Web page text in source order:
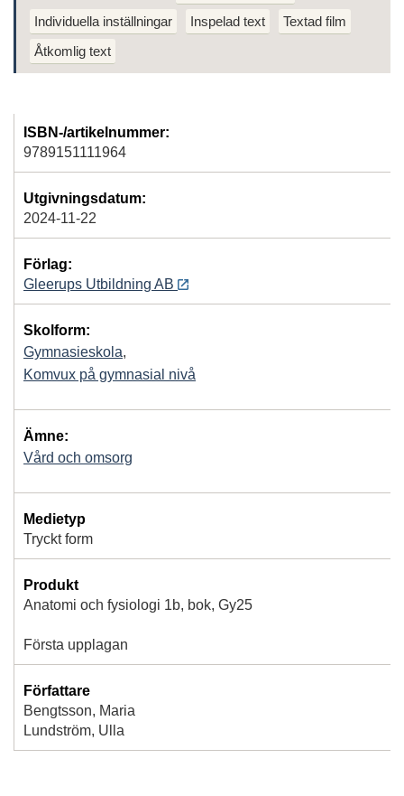
Individuella inställningar
Inspelad text
Textad film
Åtkomlig text
ISBN-/artikelnummer:
9789151111964
Utgivningsdatum:
2024-11-22
Förlag:
Gleerups Utbildning AB
Skolform:
Gymnasieskola,
Komvux på gymnasial nivå
Ämne:
Vård och omsorg
Medietyp
Tryckt form
Produkt
Anatomi och fysiologi 1b, bok, Gy25
Första upplagan
Författare
Bengtsson, Maria
Lundström, Ulla